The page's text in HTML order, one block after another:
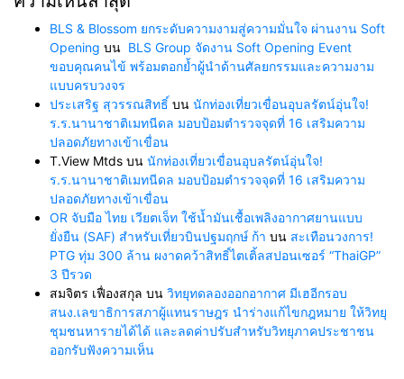
BLS & Blossom ยกระดับความงามสู่ความมั่นใจ ผ่านงาน Soft
Opening บน BLS Group จัดงาน Soft Opening Event
ขอบคุณคนไข้ พร้อมตอกย้ำผู้นำด้านศัลยกรรมและความงาม
แบบครบวงจร
ประเสริฐ สุวรรณสิทธิ์ บน นักท่องเที่ยวเขื่อนอุบลรัตน์อุ่นใจ!
ร.ร.นานาชาติเมทนีดล มอบป้อมตำรวจจุดที่ 16 เสริมความ
ปลอดภัยทางเข้าเขื่อน
T.View Mtds บน นักท่องเที่ยวเขื่อนอุบลรัตน์อุ่นใจ!
ร.ร.นานาชาติเมทนีดล มอบป้อมตำรวจจุดที่ 16 เสริมความ
ปลอดภัยทางเข้าเขื่อน
OR จับมือ ไทย เวียตเจ็ท ใช้น้ำมันเชื้อเพลิงอากาศยานแบบ
ยั่งยืน (SAF) สำหรับเที่ยวบินปฐมฤกษ์ ก้า บน สะเทือนวงการ!
PTG ทุ่ม 300 ล้าน ผงาดคว้าสิทธิ์ไตเติ้ลสปอนเซอร์ “ThaiGP”
3 ปีรวด
สมจิตร เฟื่องสกุล บน วิทยุทดลองออกอากาศ มีเฮอีกรอบ
สนง.เลขาธิการสภาผู้แทนราษฎร นำร่างแก้ไขกฎหมาย ให้วิทยุ
ชุมชนหารายได้ได้ และลดค่าปรับสำหรับวิทยุภาคประชาชน
ออกรับฟังความเห็น